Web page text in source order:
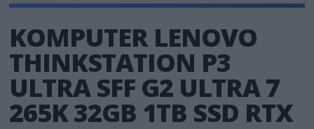
KOMPUTER LENOVO
THINKSTATION P3
ULTRA SFF G2 ULTRA 7
265K 32GB 1TB SSD RTX